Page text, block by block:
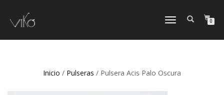
TOGGLE
0
Inicio / Pulseras / Pulsera Acis Palo Oscura